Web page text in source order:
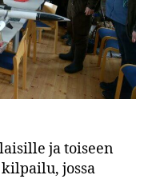
ja toiseen
jossa